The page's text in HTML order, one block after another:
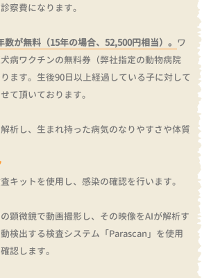
察費になります。
が無料（15年の場合、52,500円相当）。 ワ
病ワクチンの無料券（弊社指定の動物病院
ます。 生後90日以上経過している子に対して
て頂いております。
析し、生まれ持った病気のなりやすさや体質
キットを使用し、感染の確認を行います。
顕微鏡で動画撮影し、その映像をAIが解析す
検出する検査システム「Parascan」を使用
認します。